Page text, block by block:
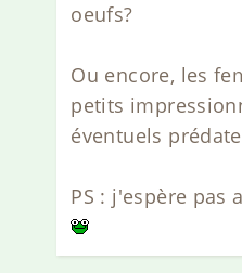
oeufs?
Ou encore, les
petits
éventuels
PS : j'espère pas